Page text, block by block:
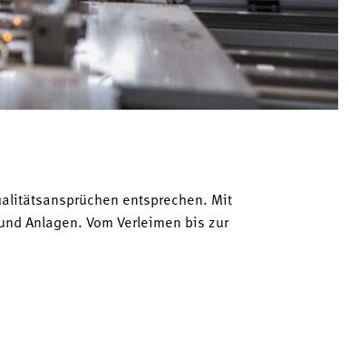
entsprechen. Mit
Anlagen. Vom Verleimen bis zur